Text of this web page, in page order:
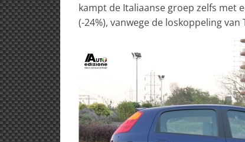
kampt de Italiaanse groep zelfs met
(-24%), vanwege de loskoppeling